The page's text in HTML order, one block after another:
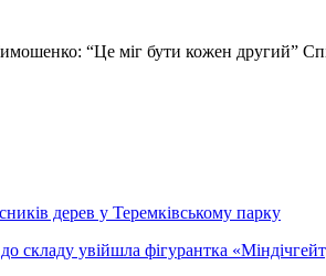
“Це міг бути кожен другий”
дерев у Теремківському парку
складу увійшла фігурантка